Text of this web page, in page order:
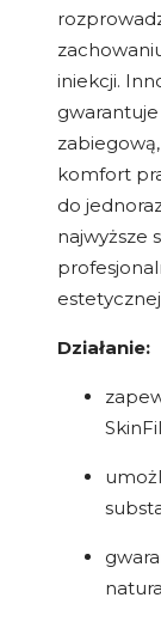
iniekcji.
komfort
do
najwyższe
Działanie: